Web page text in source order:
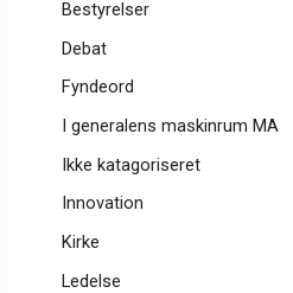
Bestyrelser
Debat
Fyndeord
I generalens maskinrum MA
Ikke katagoriseret
Innovation
Kirke
Ledelse